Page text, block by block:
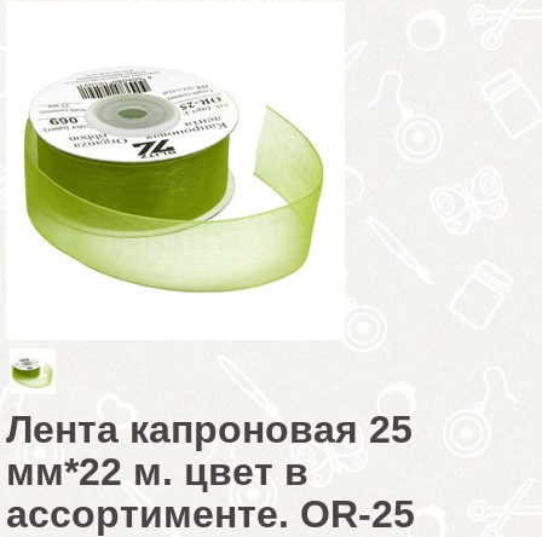
Лента капроновая 25
мм*22 м. цвет в
ассортименте. OR-25